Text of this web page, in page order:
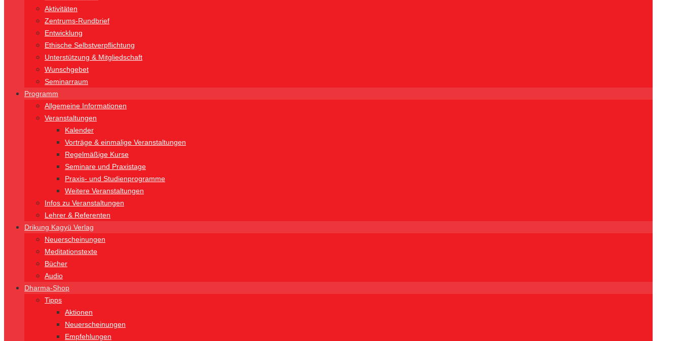
Aktivitäten
Zentrums-Rundbrief
Entwicklung
Ethische Selbstverpflichtung
Unterstützung & Mitgliedschaft
Wunschgebet
Seminarraum
Programm
Allgemeine Informationen
Veranstaltungen
Kalender
Vorträge & einmalige Veranstaltungen
Regelmäßige Kurse
Seminare und Praxistage
Praxis- und Studienprogramme
Weitere Veranstaltungen
Infos zu Veranstaltungen
Lehrer & Referenten
Drikung Kagyü Verlag
Neuerscheinungen
Meditationstexte
Bücher
Audio
Dharma-Shop
Tipps
Aktionen
Neuerscheinungen
Empfehlungen